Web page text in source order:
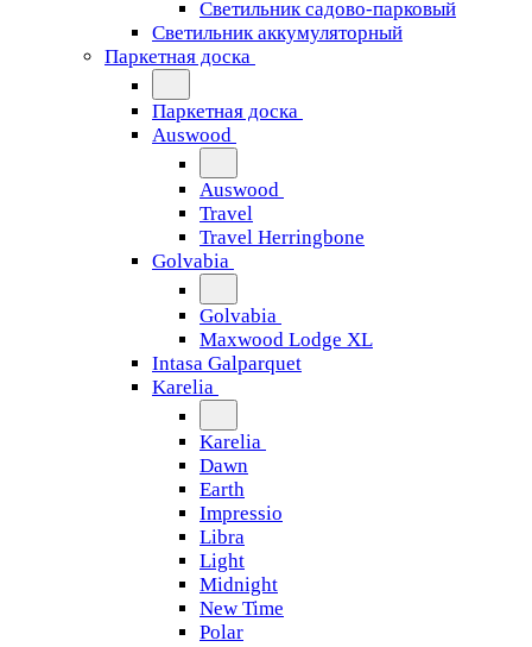
Светильник садово-парковый
Светильник аккумуляторный
Паркетная доска
Паркетная доска
Auswood
Auswood
Travel
Travel Herringbone
Golvabia
Golvabia
Maxwood Lodge XL
Intasa Galparquet
Karelia
Karelia
Dawn
Earth
Impressio
Libra
Light
Midnight
New Time
Polar